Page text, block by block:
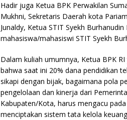
Hadir juga Ketua BPK Perwakilan
Mukhni, Sekretaris Daerah kota
Junaldy, Ketua STIT Syekh
mahasiswa/mahasiswi STIT Syekh
Dalam kuliah umumnya, Ketua BPK
bahwa saat ini 20% dana pendidikan
sikapi dengan bijak, bagaimana pola
pengelolaan dan kinerja dari
Kabupaten/Kota, harus mengacu
menciptakan sistem tata kelola